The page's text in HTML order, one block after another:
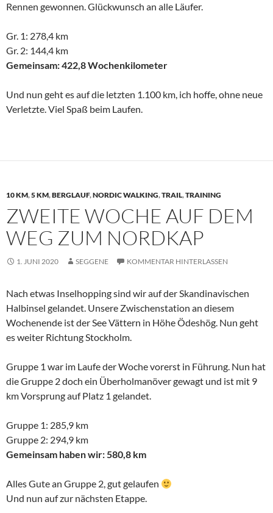
Rennen gewonnen. Glückwunsch an alle Läufer.
Gr. 1: 278,4 km
Gr. 2: 144,4 km
Gemeinsam: 422,8 Wochenkilometer
Und nun geht es auf die letzten 1.100 km, ich hoffe, ohne neue
Verletzte. Viel Spaß beim Laufen.
10 KM,5 KM,BERGLAUF,NORDIC WALKING,TRAIL,TRAINING
ZWEITE WOCHE AUF DEM
WEG ZUM NORDKAP
1. JUNI 2020 SEGGENE KOMMENTAR HINTERLASSEN
Nach etwas Inselhopping sind wir auf der Skandinavischen
Halbinsel gelandet. Unsere Zwischenstation an diesem
Wochenende ist der See Vättern in Höhe Ödeshög. Nun geht
es weiter Richtung Stockholm.
Gruppe 1 war im Laufe der Woche vorerst in Führung. Nun hat
die Gruppe 2 doch ein Überholmanöver gewagt und ist mit 9
km Vorsprung auf Platz 1 gelandet.
Gruppe 1: 285,9 km
Gruppe 2: 294,9 km
Gemeinsam haben wir: 580,8 km
Alles Gute an Gruppe 2, gut gelaufen
Und nun auf zur nächsten Etappe.